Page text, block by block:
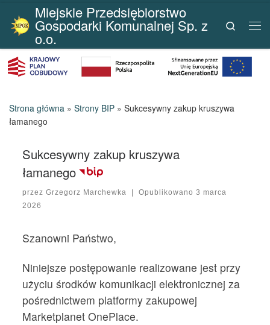
Przejdź do treści
Miejskie Przedsiębiorstwo
Gospodarki Komunalnej Sp. z
o.o.
Search
Strona główna » Strony BIP » Sukcesywny zakup kruszywa
łamanego
Sukcesywny zakup kruszywa
łamanego
przezGrzegorz Marchewka | Opublikowano 3 marca
2026
Szanowni Państwo,
Niniejsze postępowanie realizowane jest przy
użyciu środków komunikacji elektronicznej za
pośrednictwem platformy zakupowej
Marketplanet OnePlace.